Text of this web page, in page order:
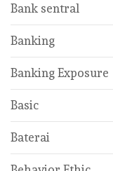
Bank sentral
Banking
Banking Exposure
Basic
Baterai